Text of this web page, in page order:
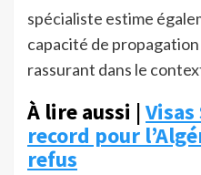
spécialiste estime
capacité de
rassurant dans le
À lire aussi |
record pour
refus